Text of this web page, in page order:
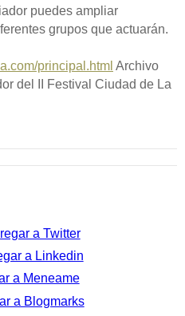
puedes ampliar
grupos que actuarán.
principal.html Archivo
del II Festival Ciudad de La